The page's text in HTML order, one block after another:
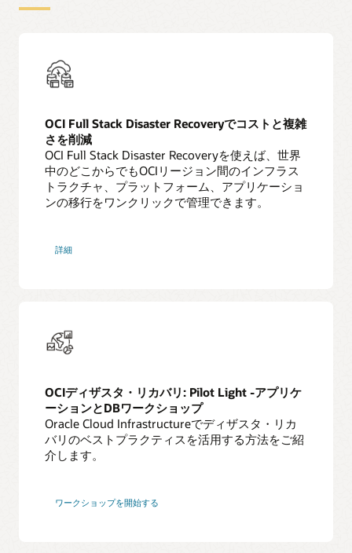
OCI Full Stack Disaster Recoveryでコストと複雑
さを削減
OCI Full Stack Disaster Recoveryを使えば、世界
中のどこからでもOCIリージョン間のインフラス
トラクチャ、プラットフォーム、アプリケーショ
ンの移行をワンクリックで管理できます。
Stack
詳細
OCIディザスタ・リカバリ: Pilot Light -アプリケ
ーションとDBワークショップ
Oracle Cloud Infrastructureでディザスタ・リカ
バリのベストプラクティスを活用する方法をご紹
介します。
ワークショップを開始する